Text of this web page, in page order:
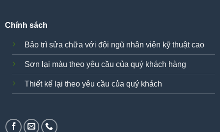
Chính sách
Bảo trì sửa chữa với đội ngũ nhân viên kỹ thuật cao
Sơn lại màu theo yêu cầu của quý khách hàng
Thiết kế lại theo yêu cầu của quý khách